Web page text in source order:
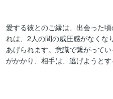
愛する彼とのご縁は、出会った
れは、2人の間の威圧感がなくな
あげられます。意識で繋がって
がかかり、相手は、逃げようと